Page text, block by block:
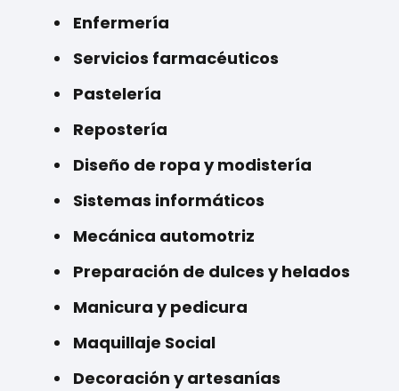
Enfermería
Servicios farmacéuticos
Pastelería
Repostería
Diseño de ropa y modistería
Sistemas informáticos
Mecánica automotriz
Preparación de dulces y helados
Manicura y pedicura
Maquillaje Social
Decoración y artesanías